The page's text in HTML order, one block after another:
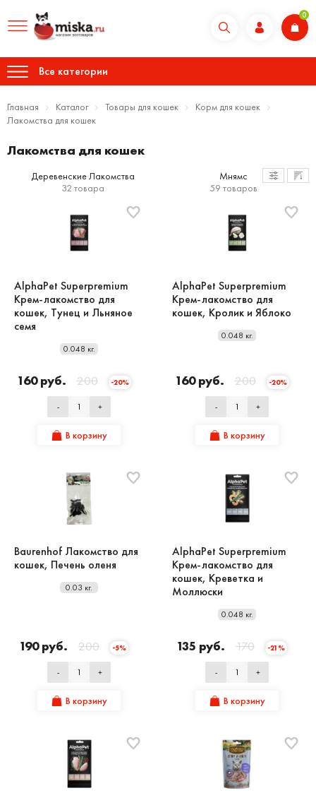
0
Все категории
Главная Каталог Товары для кошек
Корм для кошек
Лакомства для кошек
Лакомства для кошек
Деревенские Лакомства
32 товара
Мнямс
59 товаров
AlphaPet Superpremium
Крем-лакомство для
кошек, Тунец и Льняное
семя
0.048 кг.
160 руб. 200 -20%
- +
В корзину
AlphaPet Superpremium
Крем-лакомство для
кошек, Кролик и Яблоко
0.048 кг.
160 руб. 200 -20%
- +
В корзину
Baurenhof Лакомство для
кошек, Печень оленя
0.03 кг.
190 руб. 200 -5%
- +
В корзину
AlphaPet Superpremium
Крем-лакомство для
кошек, Креветка и
Моллюски
0.048 кг.
135 руб. 170 -21%
- +
В корзину